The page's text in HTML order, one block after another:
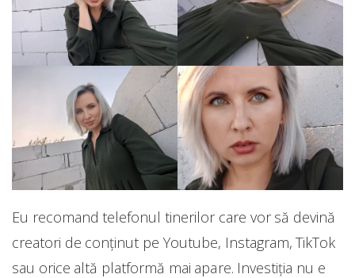
Eu recomand telefonul tinerilor care vor să devină
creatori de conținut pe Youtube, Instagram, TikTok
sau orice altă platformă mai apare. Investiția nu e